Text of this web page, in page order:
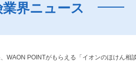
界ニュース
WAON POINTがもらえる「イオンのほけん